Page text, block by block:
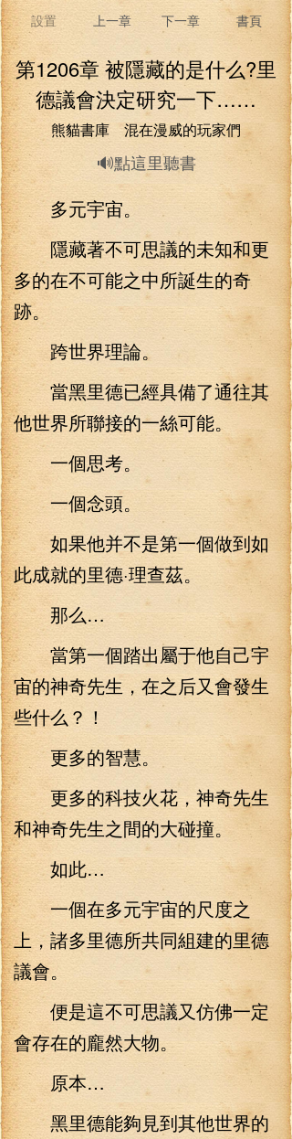
設置 上一章 下一章 書頁
第1206章 被隱藏的是什么?里
德議會決定研究一下……
熊貓書庫 混在漫威的玩家們
🔊點這里聽書
多元宇宙。
隱藏著不可思議的未知和更
多的在不可能之中所誕生的奇
跡。
跨世界理論。
當黑里德已經具備了通往其
他世界所聯接的一絲可能。
一個思考。
一個念頭。
如果他并不是第一個做到如
此成就的里德·理查茲。
那么…
當第一個踏出屬于他自己宇
宙的神奇先生，在之后又會發生
些什么？！
更多的智慧。
更多的科技火花，神奇先生
和神奇先生之間的大碰撞。
如此…
一個在多元宇宙的尺度之
上，諸多里德所共同組建的里德
議會。
便是這不可思議又仿佛一定
會存在的龐然大物。
原本…
黑里德能夠見到其他世界的